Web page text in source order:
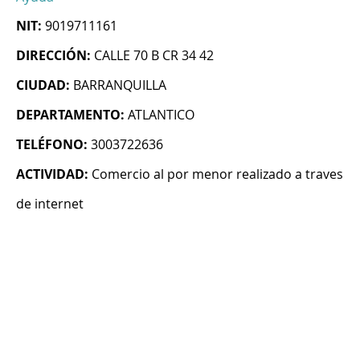
NIT: 9019711161
DIRECCIÓN: CALLE 70 B CR 34 42
CIUDAD: BARRANQUILLA
DEPARTAMENTO: ATLANTICO
TELÉFONO: 3003722636
ACTIVIDAD: Comercio al por menor realizado a traves
de internet